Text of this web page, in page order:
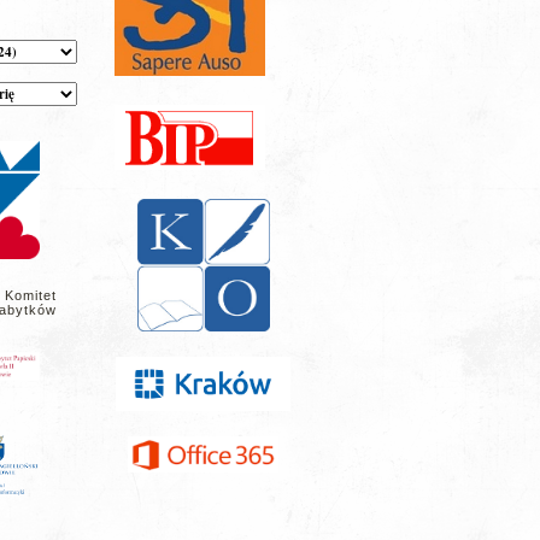
Komitet